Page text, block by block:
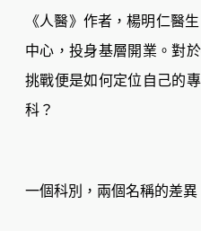
《人醫》作者，楊明仁醫
中心，投身基層開業。對
挑戰便是如何定位自己的
科？
一個科別，兩個名稱的差異